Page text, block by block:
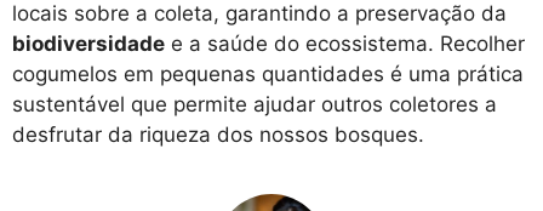
locais sobre a coleta, garantindo a preservação da
biodiversidade e a saúde do ecossistema. Recolher
cogumelos em pequenas quantidades é uma prática
sustentável que permite ajudar outros coletores a
desfrutar da riqueza dos nossos bosques.